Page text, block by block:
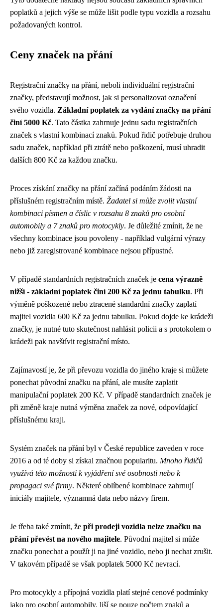
poplatků a jejich výše se může lišit podle typu vozidla a rozsahu
požadovaných kontrol.
Ceny značek na přání
Registrační značky na přání, neboli individuální registrační
značky, představují možnost, jak si personalizovat označení
svého vozidla. Základní poplatek za vydání značky na přání
činí 5000 Kč. Tato částka zahrnuje jednu sadu registračních
značek s vlastní kombinací znaků. Pokud řidič potřebuje druhou
sadu značek, například při ztrátě nebo poškození, musí uhradit
dalších 800 Kč za každou značku.
Proces získání značky na přání začíná podáním žádosti na
příslušném registračním místě. Žadatel si může zvolit vlastní
kombinaci písmen a číslic v rozsahu 8 znaků pro osobní
automobily a 7 znaků pro motocykly. Je důležité zmínit, že ne
všechny kombinace jsou povoleny - například vulgární výrazy
nebo již zaregistrované kombinace nejsou přípustné.
V případě standardních registračních značek je cena výrazně
nižší - základní poplatek činí 200 Kč za jednu tabulku. Při
výměně poškozené nebo ztracené standardní značky zaplatí
majitel vozidla 600 Kč za jednu tabulku. Pokud dojde ke krádeži
značky, je nutné tuto skutečnost nahlásit policii a s protokolem o
krádeži pak navštívit registrační místo.
Zajímavostí je, že při převozu vozidla do jiného kraje si můžete
ponechat původní značku na přání, ale musíte zaplatit
manipulační poplatek 200 Kč. V případě standardních značek je
při změně kraje nutná výměna značek za nové, odpovídající
příslušnému kraji.
Systém značek na přání byl v České republice zaveden v roce
2016 a od té doby si získal značnou popularitu. Mnoho řidičů
využívá této možnosti k vyjádření své osobnosti nebo k
propagaci své firmy. Některé oblíbené kombinace zahrnují
iniciály majitele, významná data nebo názvy firem.
Je třeba také zmínit, že při prodeji vozidla nelze značku na
přání převést na nového majitele. Původní majitel si může
značku ponechat a použít ji na jiné vozidlo, nebo ji nechat zrušit.
V takovém případě se však poplatek 5000 Kč nevrací.
Pro motocykly a přípojná vozidla platí stejné cenové podmínky
jako pro osobní automobily, liší se pouze počtem znaků a